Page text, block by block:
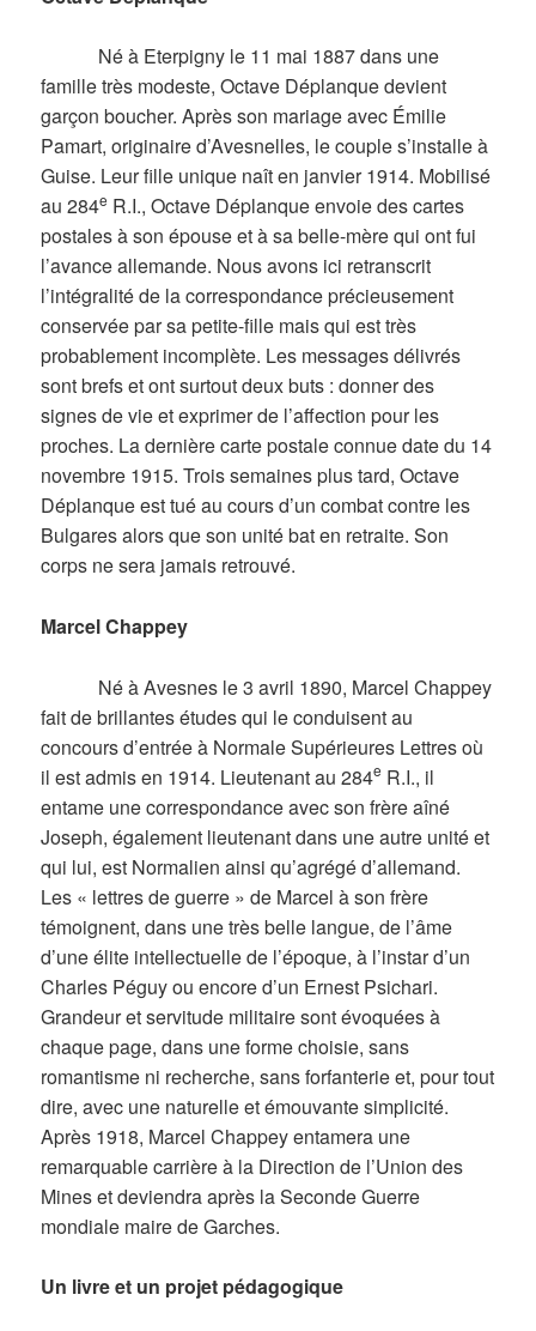
Né à Eterpigny le 11 mai 1887 dans une
famille très modeste, Octave Déplanque devient
garçon boucher. Après son mariage avec Émilie
Pamart, originaire d’Avesnelles, le couple s’installe à
Guise. Leur fille unique naît en janvier 1914. Mobilisé
au 284e R.I., Octave Déplanque envoie des cartes
postales à son épouse et à sa belle-mère qui ont fui
l’avance allemande. Nous avons ici retranscrit
l’intégralité de la correspondance précieusement
conservée par sa petite-fille mais qui est très
probablement incomplète. Les messages délivrés
sont brefs et ont surtout deux buts : donner des
signes de vie et exprimer de l’affection pour les
proches. La dernière carte postale connue date du 14
novembre 1915. Trois semaines plus tard, Octave
Déplanque est tué au cours d’un combat contre les
Bulgares alors que son unité bat en retraite. Son
corps ne sera jamais retrouvé.
Marcel Chappey
Né à Avesnes le 3 avril 1890, Marcel Chappey
fait de brillantes études qui le conduisent au
concours d’entrée à Normale Supérieures Lettres où
il est admis en 1914. Lieutenant au 284e R.I., il
entame une correspondance avec son frère aîné
Joseph, également lieutenant dans une autre unité et
qui lui, est Normalien ainsi qu’agrégé d’allemand.
Les « lettres de guerre » de Marcel à son frère
témoignent, dans une très belle langue, de l’âme
d’une élite intellectuelle de l’époque, à l’instar d’un
Charles Péguy ou encore d’un Ernest Psichari.
Grandeur et servitude militaire sont évoquées à
chaque page, dans une forme choisie, sans
romantisme ni recherche, sans forfanterie et, pour tout
dire, avec une naturelle et émouvante simplicité.
Après 1918, Marcel Chappey entamera une
remarquable carrière à la Direction de l’Union des
Mines et deviendra après la Seconde Guerre
mondiale maire de Garches.
Un livre et un projet pédagogique